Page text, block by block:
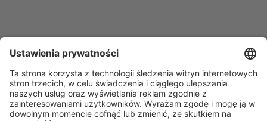
Bądź na bieżąco
Aktualności
Punkty pobrań
Profil na Facebook’u